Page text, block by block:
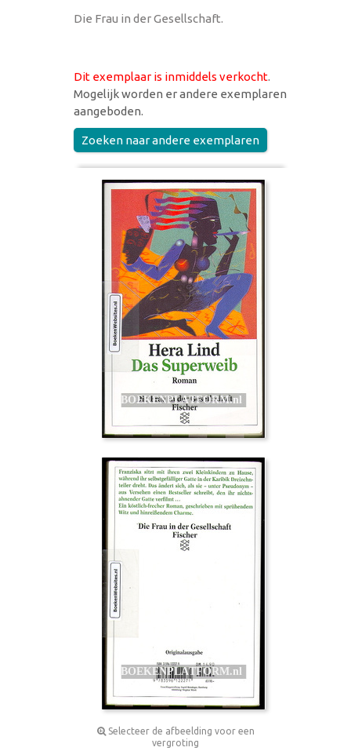
Die Frau in der Gesellschaft.
Dit exemplaar is inmiddels verkocht.
Mogelijk worden er andere exemplaren
aangeboden.
Zoeken naar andere exemplaren
Selecteer de afbeelding voor een
vergroting